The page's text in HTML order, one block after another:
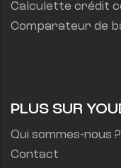
Calculette crédit
Comparateur de
PLUS SUR
Qui sommes-nous ?
Contact